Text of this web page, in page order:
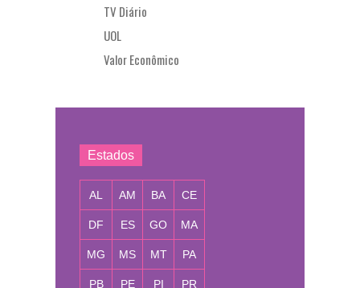
TV Diário
UOL
Valor Econômico
Estados
AL AM BA CE
DF ES GO MA
MG MS MT PA
PB PE PI PR